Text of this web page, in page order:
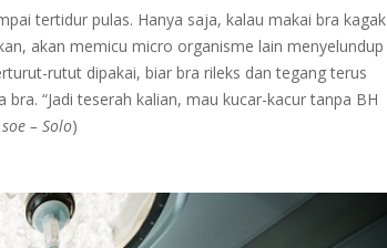
tertidur pulas. Hanya saja, kalau makai bra kagak
akan memicu micro organisme lain menyelundup
rutut dipakai, biar bra rileks dan tegang terus
“Jadi teserah kalian, mau kucar-kacur tanpa BH
– Solo)